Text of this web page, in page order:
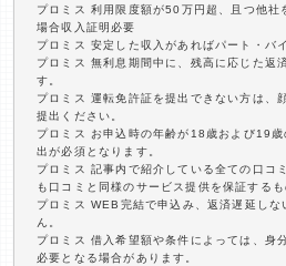
プロミス 利用限度額が50万円超、且つ他
場合収入証明必要
プロミス 安定した収入があればパート・バ
プロミス 無利息期間中に、残高に応じた返
す。
プロミス 運転免許証を提出できない方は、
提出ください。
プロミス お申込時の年齢が18歳および19
出が必須となります。
プロミス 記事内で紹介している全ての口コ
も口コミと同様のサービス提供を保証するも
プロミス WEB完結で申込み、返済遅延し
ん。
プロミス 借入希望額や条件によっては、身
必要となる場合があります。